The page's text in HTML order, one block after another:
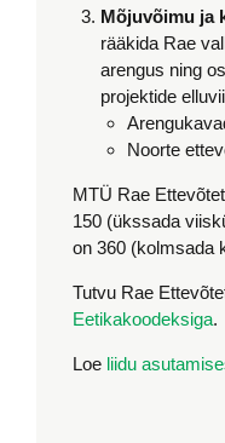
Mõjuvõimu ja
rääkida Rae
arengus ning
projektide
Noorte
MTÜ Rae
150 (ükssada
on 360 (kolmsada
Tutvu Rae
Eetikakoodeksiga.
Loe liidu